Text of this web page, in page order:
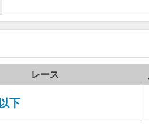
レース
下